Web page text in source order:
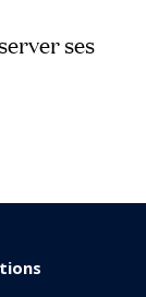
ses